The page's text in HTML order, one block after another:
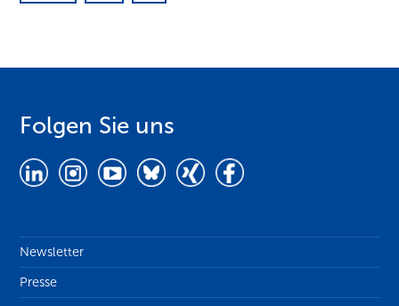
Folgen Sie uns
Newsletter
Presse